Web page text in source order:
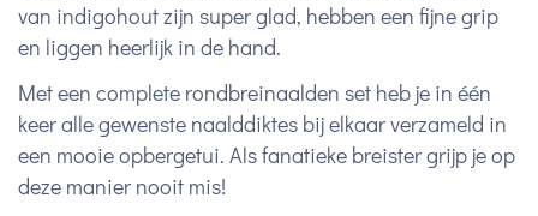
van indigohout zijn super glad, hebben een fijne grip
en liggen heerlijk in de hand.
Met een complete rondbreinaalden set heb je in één
keer alle gewenste naalddiktes bij elkaar verzameld in
een mooie opbergetui. Als fanatieke breister grijp je op
deze manier nooit mis!